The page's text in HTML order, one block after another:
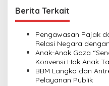
n
a
Berita Terkait
Pengawasan Pajak
Relasi Negara
Anak-Anak Gaza
Konvensi Hak Anak
BBM Langka dan
Pelayanan Publik